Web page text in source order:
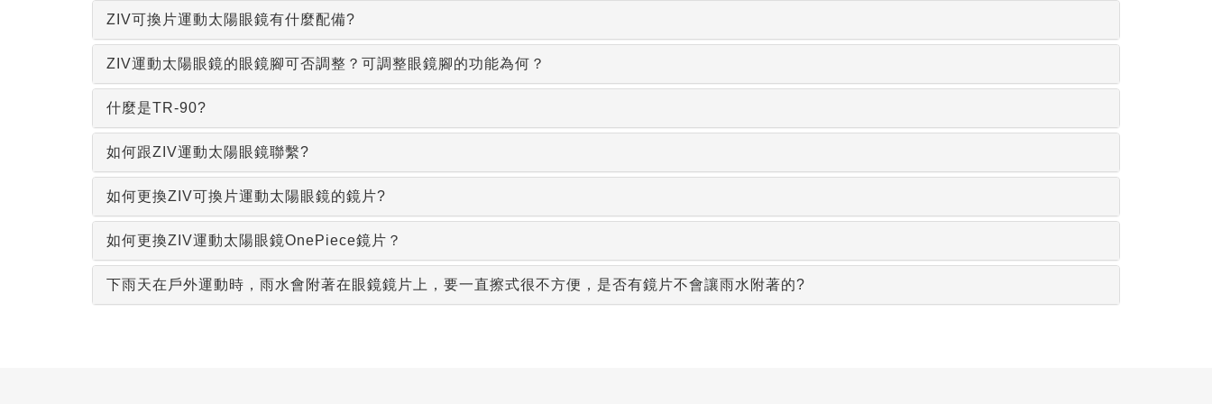
ZIV可換片運動太陽眼鏡有什麼配備?
ZIV運動太陽眼鏡的眼鏡腳可否調整？可調整眼鏡腳的功能為何？
什麼是TR-90?
如何跟ZIV運動太陽眼鏡聯繫?
如何更換ZIV可換片運動太陽眼鏡的鏡片?
如何更換ZIV運動太陽眼鏡OnePiece鏡片？
下雨天在戶外運動時，雨水會附著在眼鏡鏡片上，要一直擦式很不方便，是否有鏡片不會讓雨水附著的?